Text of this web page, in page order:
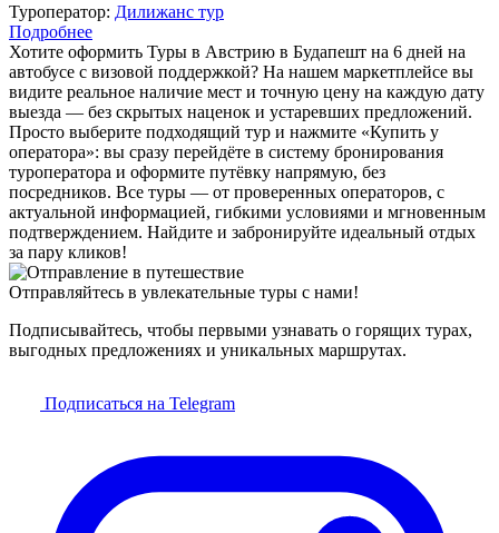
Туроператор: Дилижанс тур
Подробнее
Хотите оформить Туры в Австрию в Будапешт на 6 дней на
автобусе с визовой поддержкой? На нашем маркетплейсе вы
видите реальное наличие мест и точную цену на каждую дату
выезда — без скрытых наценок и устаревших предложений.
Просто выберите подходящий тур и нажмите «Купить у
оператора»: вы сразу перейдёте в систему бронирования
туроператора и оформите путёвку напрямую, без
посредников. Все туры — от проверенных операторов, с
актуальной информацией, гибкими условиями и мгновенным
подтверждением. Найдите и забронируйте идеальный отдых
за пару кликов!
Отправляйтесь в увлекательные туры с нами!
Подписывайтесь, чтобы первыми узнавать о горящих турах,
выгодных предложениях и уникальных маршрутах.
Подписаться на Telegram